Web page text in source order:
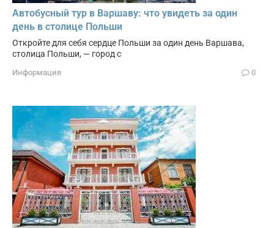
Автобусный тур в Варшаву: что увидеть за один
день в столице Польши
Откройте для себя сердце Польши за один день Варшава,
столица Польши, — город с
Информация 0